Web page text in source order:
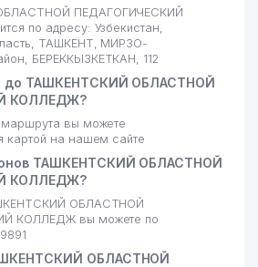
ПЕДАГОГИЧЕСКИЙ
по адресу: Узбекистан,
ТАШКЕНТ, МИРЗО-
БЕРЕККЫЗКЕТКАН, 112
до ТАШКЕНТСКИЙ ОБЛАСТНОЙ
КОЛЛЕДЖ?
вы можете
картой на нашем сайте
ТАШКЕНТСКИЙ ОБЛАСТНОЙ
КОЛЛЕДЖ?
ОБЛАСТНОЙ
КОЛЛЕДЖ вы можете по
ОБЛАСТНОЙ